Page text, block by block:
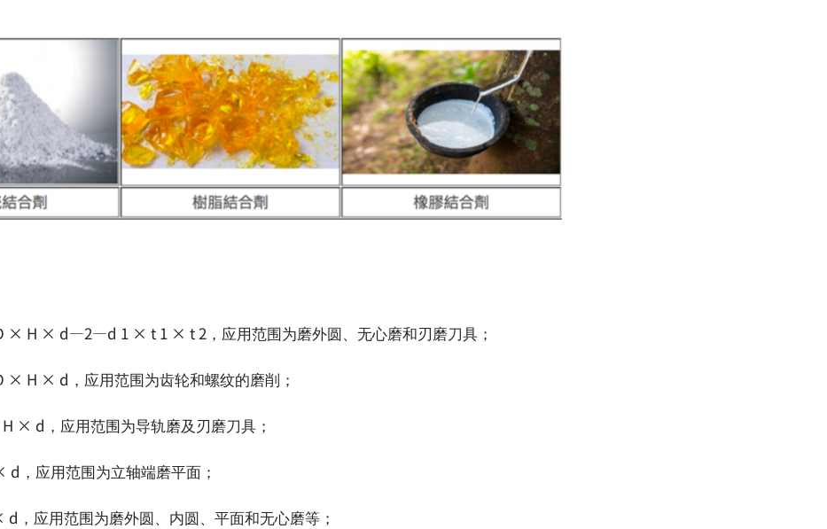
× H × d—2—d 1 × t 1 × t 2，应用范围为磨外圆、无心磨和刃磨刀具；
× H × d，应用范围为齿轮和螺纹的磨削；
× d，应用范围为导轨磨及刃磨刀具；
，应用范围为立轴端磨平面；
，应用范围为磨外圆、内圆、平面和无心磨等；